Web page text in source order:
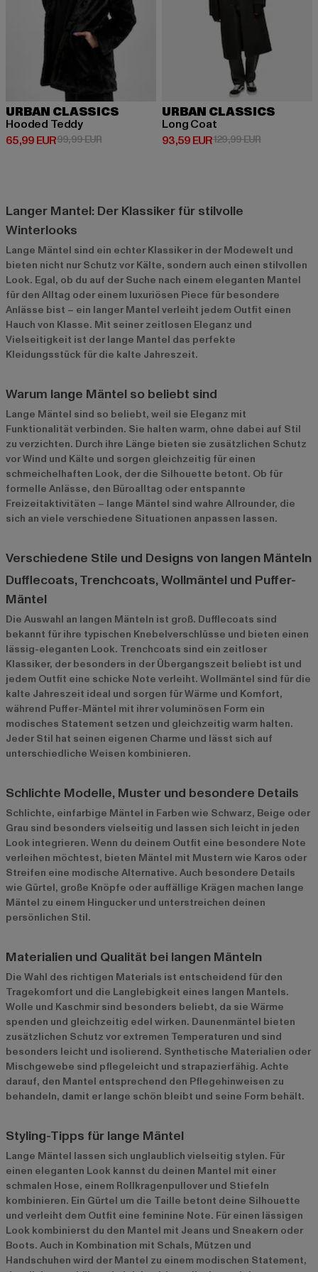
URBAN CLASSICS
Hooded Teddy
65,99 EUR
Derzeitiger Preis: 65,99 EUR
99,99 EURAktionspreis: 99,99 EUR
URBAN CLASSICS
Long Coat
93,59 EUR
Derzeitiger Preis: 93,59 EUR
129,99 EURAktionspreis:
Langer Mantel: Der Klassiker für stilvolle
Winterlooks
Lange Mäntel sind ein echter Klassiker in der Modewelt und
bieten nicht nur Schutz vor Kälte, sondern auch einen stilvollen
Look. Egal, ob du auf der Suche nach einem eleganten Mantel
für den Alltag oder einem luxuriösen Piece für besondere
Anlässe bist – ein langer Mantel verleiht jedem Outfit einen
Hauch von Klasse. Mit seiner zeitlosen Eleganz und
Vielseitigkeit ist der lange Mantel das perfekte
Kleidungsstück für die kalte Jahreszeit.
Warum lange Mäntel so beliebt sind
Lange Mäntel sind so beliebt, weil sie Eleganz mit
Funktionalität verbinden. Sie halten warm, ohne dabei auf Stil
zu verzichten. Durch ihre Länge bieten sie zusätzlichen Schutz
vor Wind und Kälte und sorgen gleichzeitig für einen
schmeichelhaften Look, der die Silhouette betont. Ob für
formelle Anlässe, den Büroalltag oder entspannte
Freizeitaktivitäten – lange Mäntel sind wahre Allrounder, die
sich an viele verschiedene Situationen anpassen lassen.
Verschiedene Stile und Designs von langen Mänteln
Dufflecoats, Trenchcoats, Wollmäntel und Puffer-
Mäntel
Die Auswahl an langen Mänteln ist groß. Dufflecoats sind
bekannt für ihre typischen Knebelverschlüsse und bieten einen
lässig-eleganten Look. Trenchcoats sind ein zeitloser
Klassiker, der besonders in der Übergangszeit beliebt ist und
jedem Outfit eine schicke Note verleiht. Wollmäntel sind für die
kalte Jahreszeit ideal und sorgen für Wärme und Komfort,
während Puffer-Mäntel mit ihrer voluminösen Form ein
modisches Statement setzen und gleichzeitig warm halten.
Jeder Stil hat seinen eigenen Charme und lässt sich auf
unterschiedliche Weisen kombinieren.
Schlichte Modelle, Muster und besondere Details
Schlichte, einfarbige Mäntel in Farben wie Schwarz, Beige oder
Grau sind besonders vielseitig und lassen sich leicht in jeden
Look integrieren. Wenn du deinem Outfit eine besondere Note
verleihen möchtest, bieten Mäntel mit Mustern wie Karos oder
Streifen eine modische Alternative. Auch besondere Details
wie Gürtel, große Knöpfe oder auffällige Krägen machen lange
Mäntel zu einem Hingucker und unterstreichen deinen
persönlichen Stil.
Materialien und Qualität bei langen Mänteln
Die Wahl des richtigen Materials ist entscheidend für den
Tragekomfort und die Langlebigkeit eines langen Mantels.
Wolle und Kaschmir sind besonders beliebt, da sie Wärme
spenden und gleichzeitig edel wirken. Daunenmäntel bieten
zusätzlichen Schutz vor extremen Temperaturen und sind
besonders leicht und isolierend. Synthetische Materialien oder
Mischgewebe sind pflegeleicht und strapazierfähig. Achte
darauf, den Mantel entsprechend den Pflegehinweisen zu
behandeln, damit er lange schön bleibt und seine Form behält.
Styling-Tipps für lange Mäntel
Lange Mäntel lassen sich unglaublich vielseitig stylen. Für
einen eleganten Look kannst du deinen Mantel mit einer
schmalen Hose, einem Rollkragenpullover und Stiefeln
kombinieren. Ein Gürtel um die Taille betont deine Silhouette
und verleiht dem Outfit eine feminine Note. Für einen lässigen
Look kombinierst du den Mantel mit Jeans und Sneakern oder
Boots. Auch in Kombination mit Schals, Mützen und
Handschuhen wird der Mantel zu einem modischen Statement,